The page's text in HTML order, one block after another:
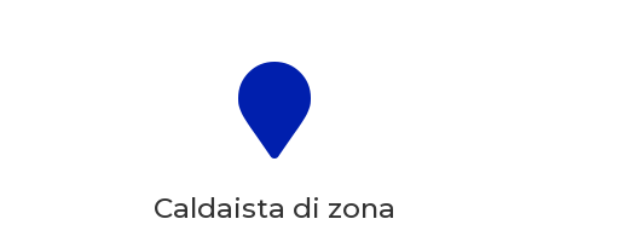

Caldaista di zona